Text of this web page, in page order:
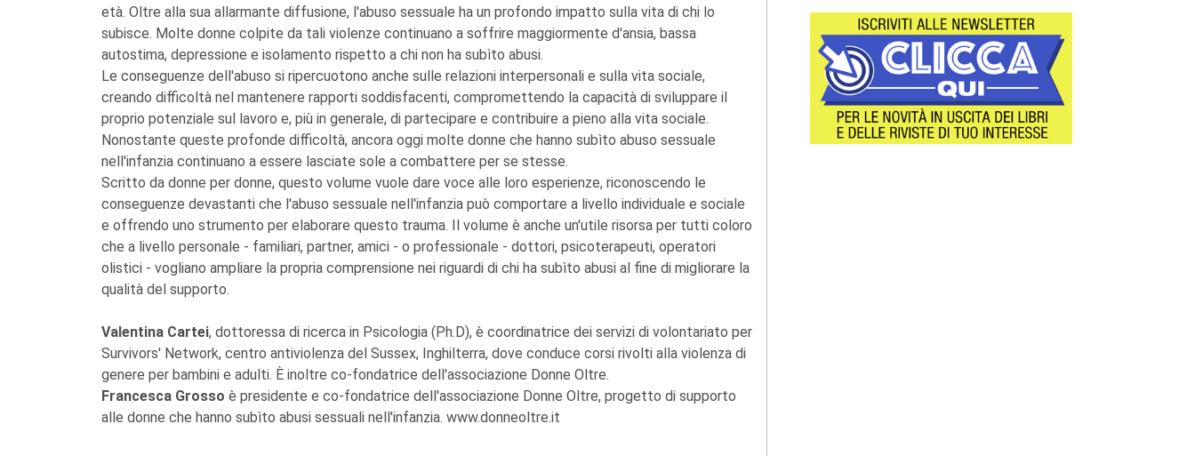
età. Oltre alla sua allarmante diffusione, l'abuso sessuale ha un profondo impatto sulla vita di chi lo
subisce. Molte donne colpite da tali violenze continuano a soffrire maggiormente d'ansia, bassa
autostima, depressione e isolamento rispetto a chi non ha subìto abusi.
Le conseguenze dell'abuso si ripercuotono anche sulle relazioni interpersonali e sulla vita sociale,
creando difficoltà nel mantenere rapporti soddisfacenti, compromettendo la capacità di sviluppare il
proprio potenziale sul lavoro e, più in generale, di partecipare e contribuire a pieno alla vita sociale.
Nonostante queste profonde difficoltà, ancora oggi molte donne che hanno subìto abuso sessuale
nell'infanzia continuano a essere lasciate sole a combattere per se stesse.
Scritto da donne per donne, questo volume vuole dare voce alle loro esperienze, riconoscendo le
conseguenze devastanti che l'abuso sessuale nell'infanzia può comportare a livello individuale e sociale
e offrendo uno strumento per elaborare questo trauma. Il volume è anche un'utile risorsa per tutti coloro
che a livello personale - familiari, partner, amici - o professionale - dottori, psicoterapeuti, operatori
olistici - vogliano ampliare la propria comprensione nei riguardi di chi ha subìto abusi al fine di migliorare la
qualità del supporto.
Valentina Cartei, dottoressa di ricerca in Psicologia (Ph.D), è coordinatrice dei servizi di volontariato per
Survivors' Network, centro antiviolenza del Sussex, Inghilterra, dove conduce corsi rivolti alla violenza di
genere per bambini e adulti. È inoltre co-fondatrice dell'associazione Donne Oltre.
Francesca Grosso è presidente e co-fondatrice dell'associazione Donne Oltre, progetto di supporto
alle donne che hanno subìto abusi sessuali nell'infanzia. www.donneoltre.it